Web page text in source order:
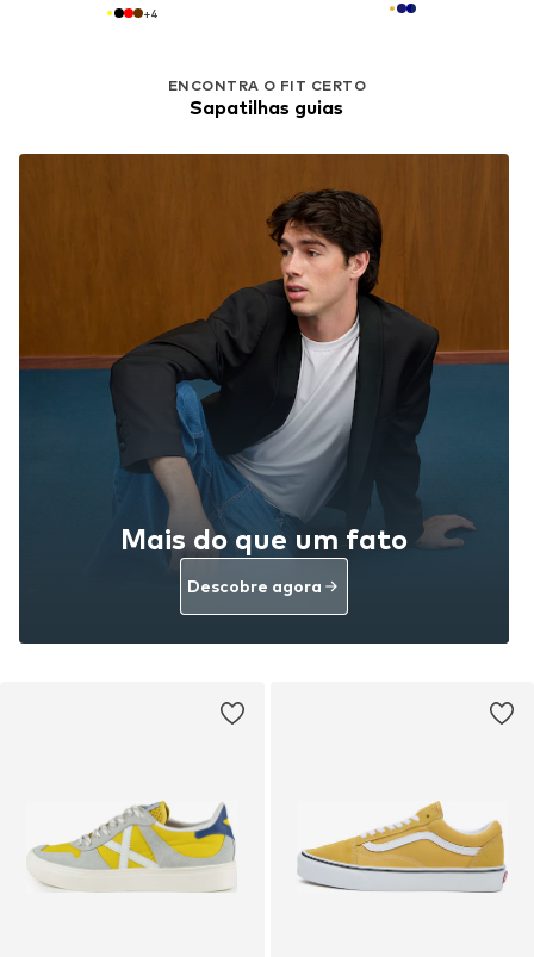
+4
ENCONTRA O FIT CERTO
Sapatilhas guias
Mais do que um fato
Descobre agora